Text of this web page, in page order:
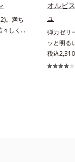
の生
ハリ
とし
。満ち
しく透
(*3)の
めらか
オルビ
ュ
弾力ゼリ
ッと明る
を構成す
アプロー
税込